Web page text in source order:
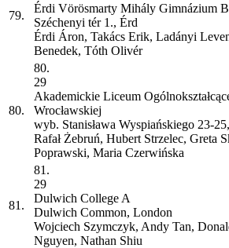
79.
Érdi Vörösmarty Mihály Gimnázium B
Széchenyi tér 1., Érd
Érdi Áron, Takács Erik, Ladányi
Benedek, Tóth Olivér
80.
80.
29
Akademickie Liceum
Wrocławskiej
wyb. Stanisława Wyspiańskiego 23-
Rafał Żebruń, Hubert Strzelec, Greta
Poprawski, Maria Czerwińska
81.
81.
29
Dulwich College A
Dulwich Common, London
Wojciech Szymczyk, Andy Tan,
Nguyen, Nathan Shiu